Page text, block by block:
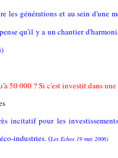
les générations et au sein d'une
qu'il y a un chantier
)
50 000 ? Si c'est investit dans
incitatif pour les
industries. (Les Echos 19 mai 2006)